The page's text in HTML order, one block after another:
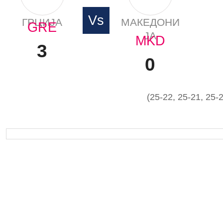
ГРЦИЈА
GRE
3
Vs
МАКЕДОНИ
ЈА
MKD
0
(25-22, 25-21, 25-